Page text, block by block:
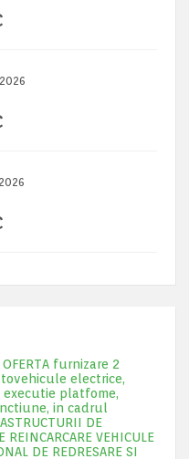
OFERTA furnizare 2
electrice,
platfome,
in cadrul
DE
VEHICULE
DE REDRESARE SI